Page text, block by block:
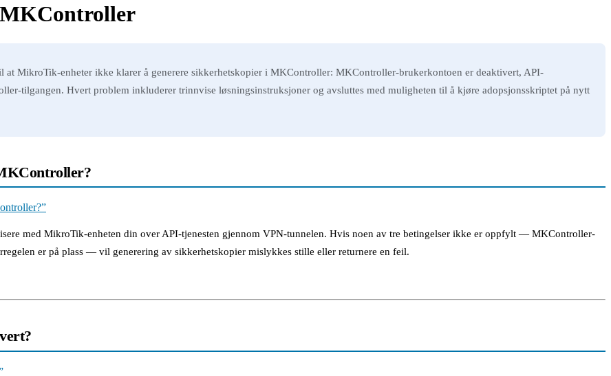
at MikroTik-enheter ikke klarer å generere sikkerhetskopier i MKController: MKController-brukerkontoen er deaktivert, API-
tilgangen. Hvert problem inkluderer trinnvise løsningsinstruksjoner og avsluttes med muligheten til å kjøre adopsjonsskriptet på nytt
med MikroTik-enheten din over API-tjenesten gjennom VPN-tunnelen. Hvis noen av tre betingelser ikke er oppfylt — MKController-
er på plass — vil generering av sikkerhetskopier mislykkes stille eller returnere en feil.